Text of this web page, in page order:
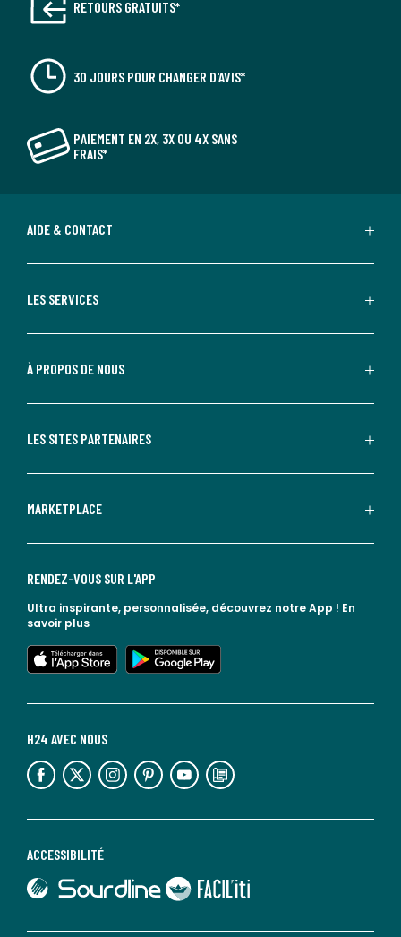
RETOURS GRATUITS*
30 JOURS POUR CHANGER D'AVIS*
PAIEMENT EN 2X, 3X OU 4X SANS
FRAIS*
AIDE & CONTACT
LES SERVICES
À PROPOS DE NOUS
LES SITES PARTENAIRES
MARKETPLACE
ACCESSIBILITÉ
lien vers Sourdline
lien vers Faciliti
H24 AVEC NOUS
lien vers l'espace réseaux sociaux lien vers l'espace réseaux sociaux lien vers l'espace réseaux sociaux lien vers l'espace réseaux sociaux lien vers l'espace réseaux sociaux lien vers le blog la redoute
RENDEZ-VOUS SUR L'APP
Ultra inspirante, personnalisée, découvrez notre App ! En
savoir plus
lien vers l'app store
lien vers google play